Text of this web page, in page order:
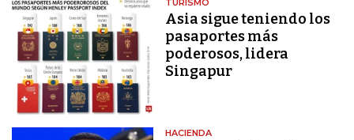
TURISMO
Asia sigue teniendo los
pasaportes más
poderosos, lidera
Singapur
HACIENDA